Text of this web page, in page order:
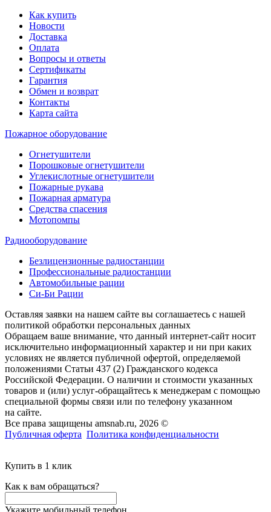
Как купить
Новости
Доставка
Оплата
Вопросы и ответы
Сертификаты
Гарантия
Обмен и возврат
Контакты
Карта сайта
Пожарное оборудование
Огнетушители
Порошковые огнетушители
Углекислотные огнетушители
Пожарные рукава
Пожарная арматура
Средства спасения
Мотопомпы
Радиооборудование
Безлицензионные радиостанции
Профессиональные радиостанции
Автомобильные рации
Си-Би Рации
Оставляя заявки на нашем сайте вы соглашаетесь с нашей
политикой обработки персональных данных
Обращаем ваше внимание, что данный интернет-сайт носит
исключительно информационный характер и ни при каких
условиях не является публичной офертой, определяемой
положениями Статьи 437 (2) Гражданского кодекса
Российской Федерации. О наличии и стоимости указанных
товаров и (или) услуг-обращайтесь к менеджерам с помощью
специальной формы связи или по телефону указанном
на сайте.
Все права защищены amsnab.ru, 2026 ©
Публичная оферта Политика конфиденциальности
Купить в 1 клик
Как к вам обращаться?
Укажите мобильный телефон